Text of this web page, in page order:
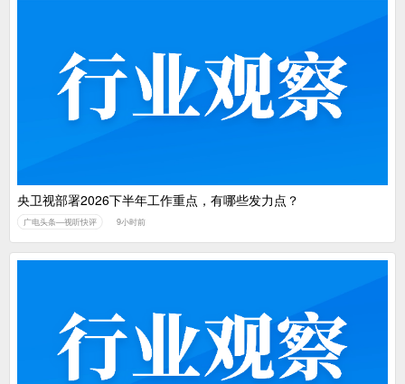
央卫视部署2026下半年工作重点，有哪些发力点？
广电头条—视听快评 9小时前